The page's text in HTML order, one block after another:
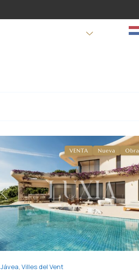
Previous
VENTA Nueva
Jávea, Villes del Vent